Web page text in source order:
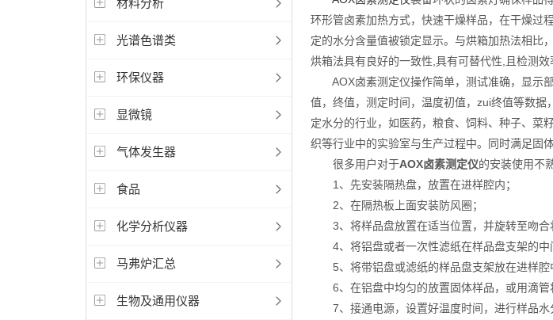
材料分析
光谱色谱类
环保仪器
显微镜
气体发生器
食品
化学分析仪器
马弗炉汇总
生物及通用仪器
环形管卤素加热方式，快速干燥样品，在干燥过
定的水分含量值被锁定显示。与烘箱加热法相比
烘箱法具有良好的一致性,具有可替代性,且检测
AOX卤素测定仪操作简单，测试准确，显示部
值，终值，测定时间，温度初值，zui终值等数
定水分的行业，如医药，粮食、饲料、种子、菜
织等行业中的实验室与生产过程中。同时满足固
很多用户对于AOX卤素测定仪的安装使用不
1、先安装隔热盘，放置在进样腔内；
2、在隔热板上面安装防风圈；
3、将样品盘放置在适当位置，并旋转至吻合
4、将铝盘或者一次性滤纸在样品盘支架的中
5、将带铝盘或滤纸的样品盘支架放在进样腔
6、在铝盘中均匀的放置固体样品，或用滴管
7、接通电源，设置好温度时间，进行样品水